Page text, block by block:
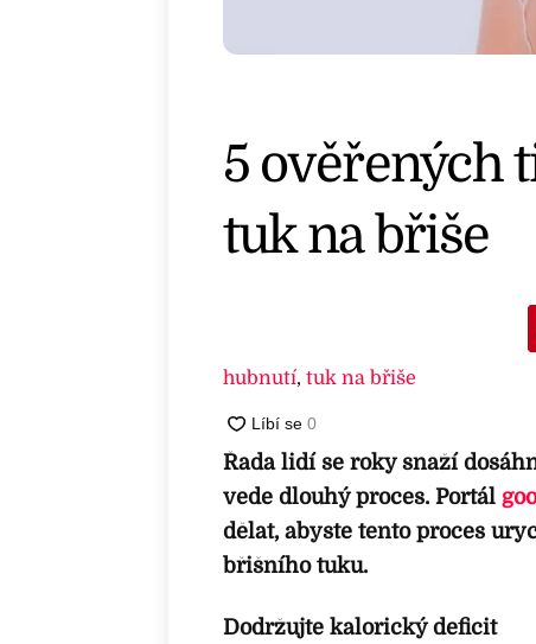
5 ověřených
tuk na břiše
hubnutí, tuk na břiše
Řada lidí se roky snaží
vede dlouhý proces. Portál
dělat, abyste tento proces
břišního tuku.
Dodržujte kalorický deficit